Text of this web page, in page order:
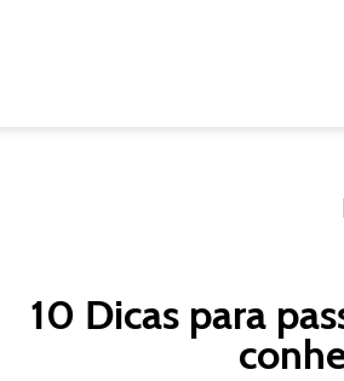
10 Dicas para